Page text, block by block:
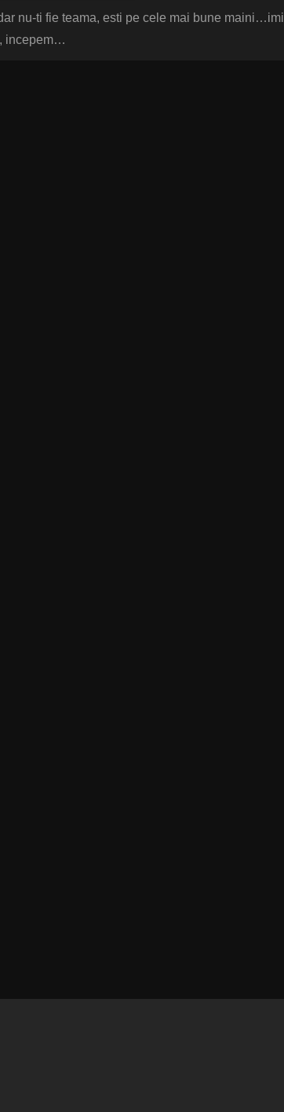
nu-ti fie teama, esti pe cele mai bune maini…imi
incepem…